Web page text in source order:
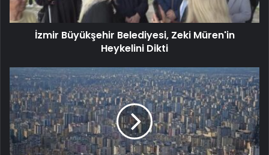
İzmir Büyükşehir Belediyesi, Zeki Müren'in
Heykelini Dikti